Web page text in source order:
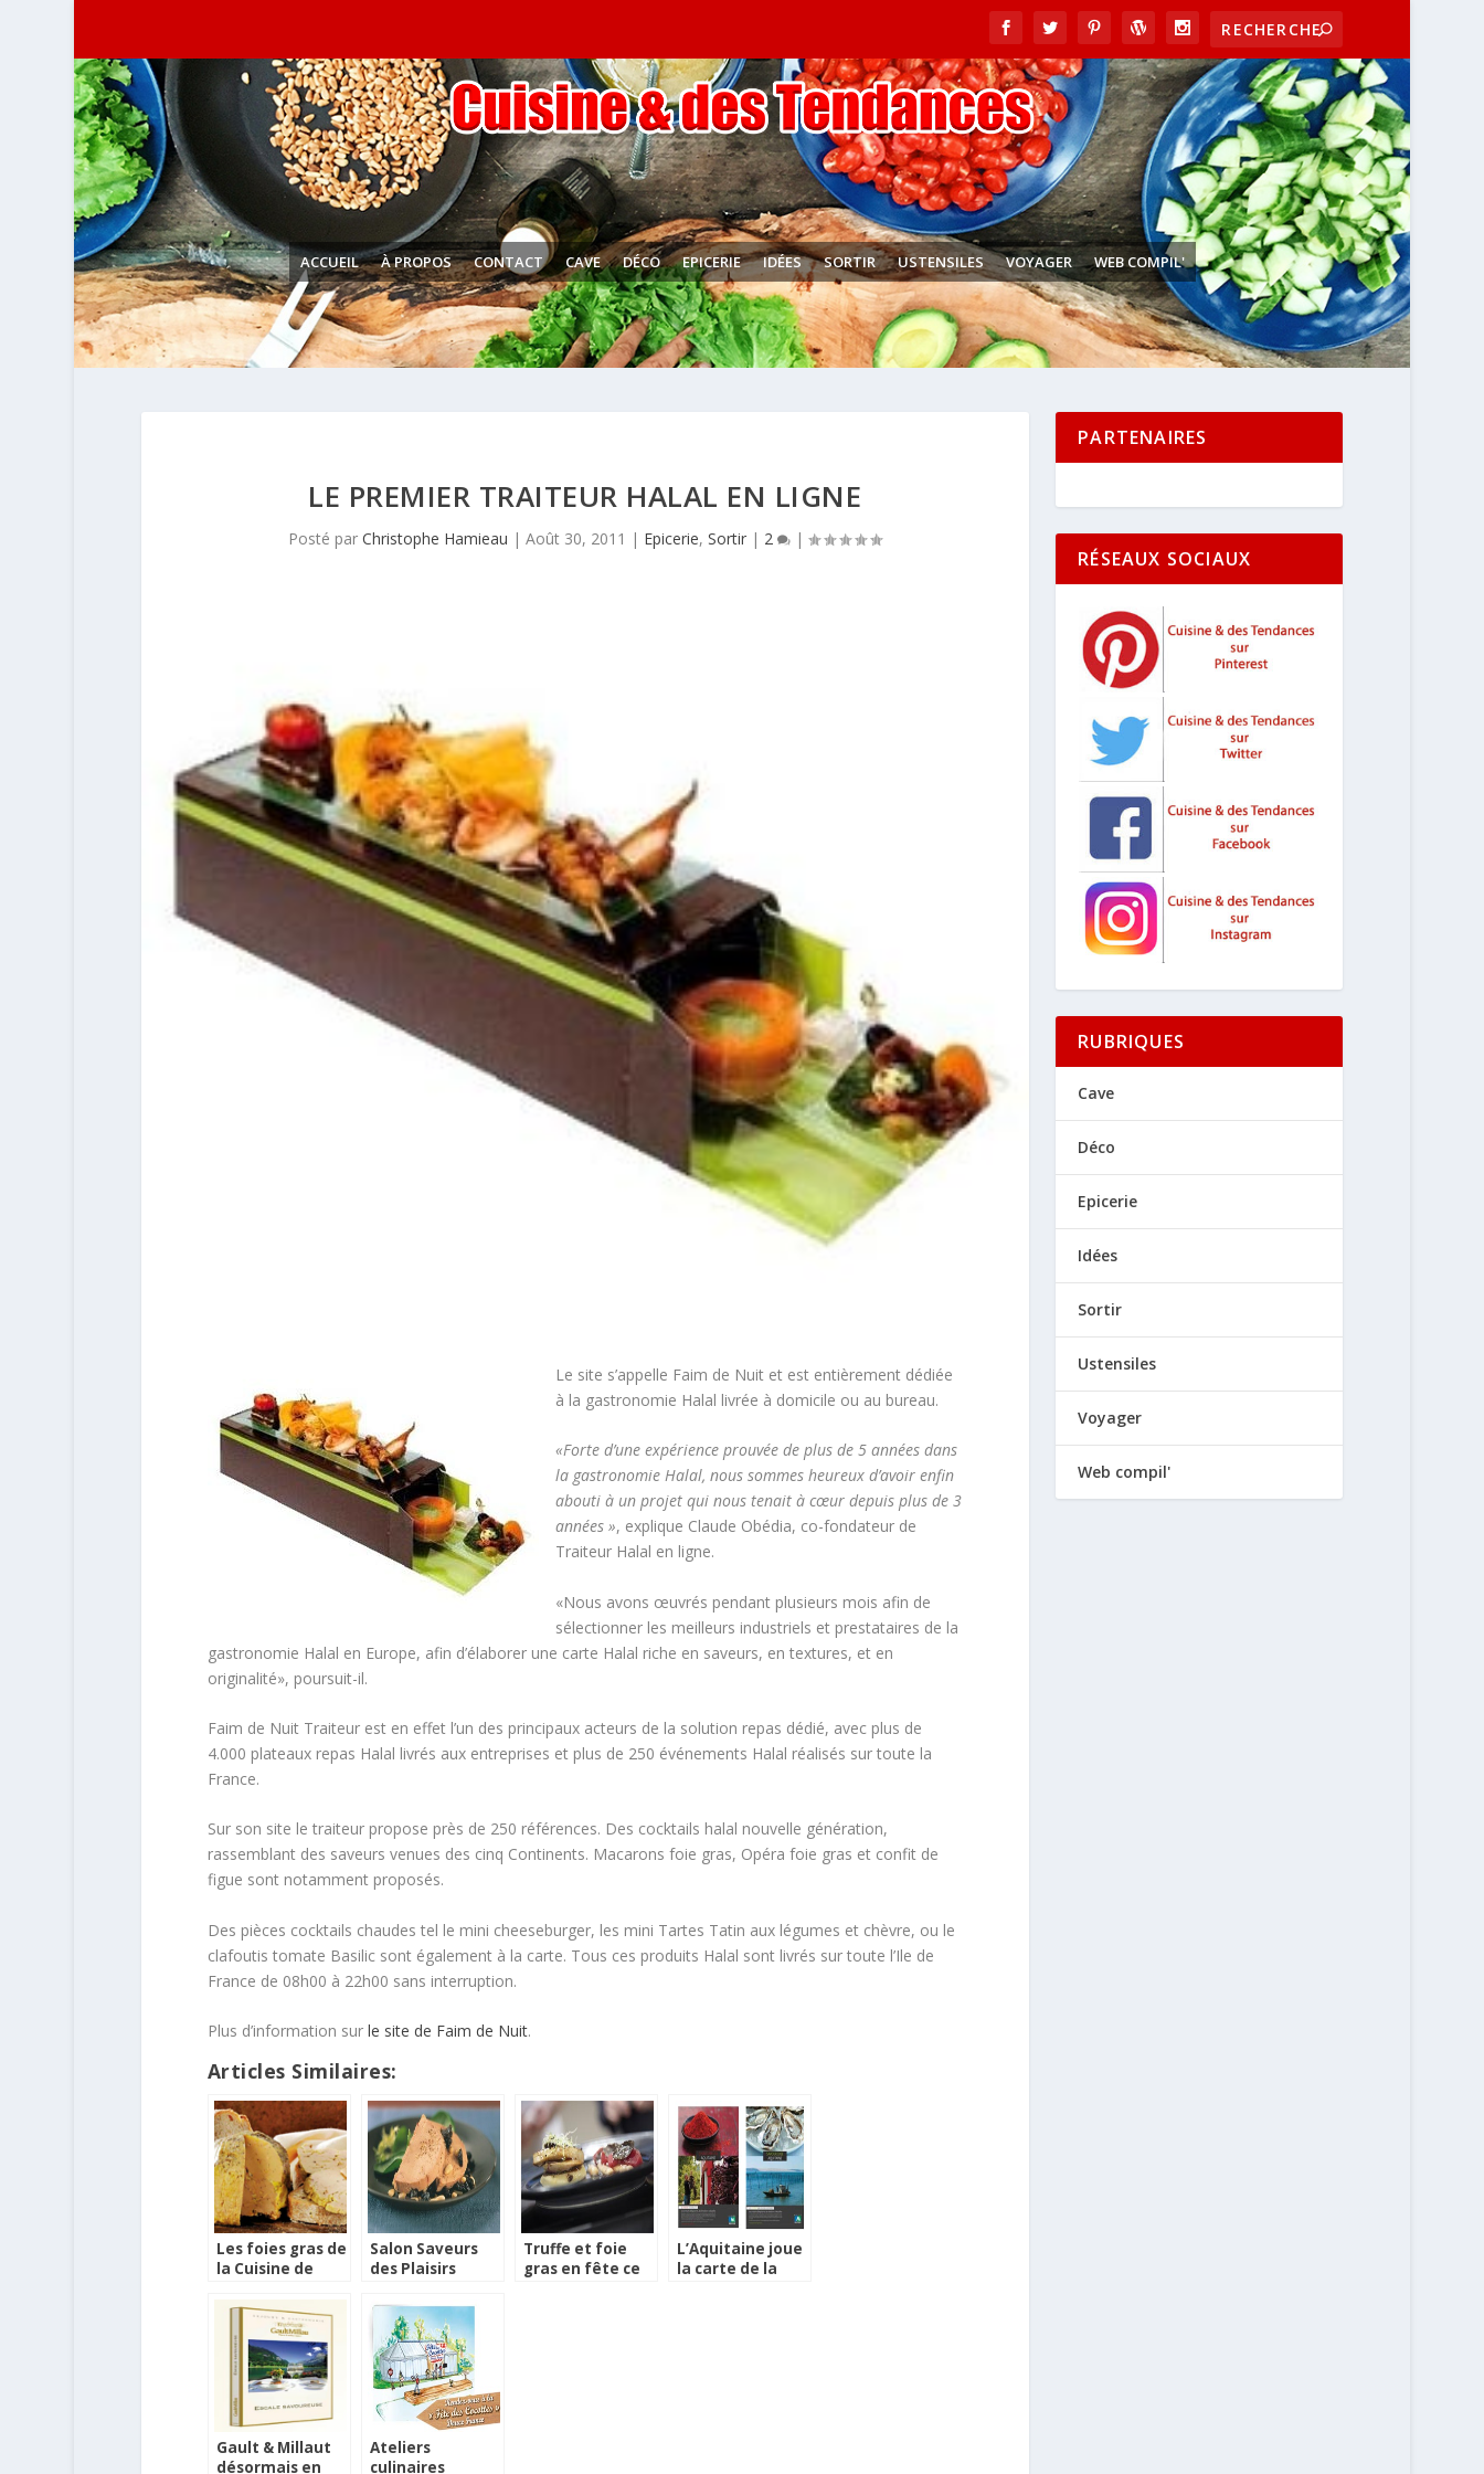
ACCUEIL À PROPOS CONTACT CAVE DÉCO EPICERIE IDÉES SORTIR USTENSILES VOYAGER WEB COMPIL'
LE PREMIER TRAITEUR HALAL EN LIGNE
Posté parChristophe Hamieau |Août 30, 2011 | Epicerie,Sortir | 2 |
Le site s’appelle Faim de Nuit et est entièrement dédiée
à la gastronomie Halal livrée à domicile ou au bureau.
«Forte d’une expérience prouvée de plus de 5 années dans
la gastronomie Halal, nous sommes heureux d’avoir enfin
abouti à un projet qui nous tenait à cœur depuis plus de 3
années », explique Claude Obédia, co-fondateur de
Traiteur Halal en ligne.
«Nous avons œuvrés pendant plusieurs mois afin de
sélectionner les meilleurs industriels et prestataires de la
gastronomie Halal en Europe, afin d’élaborer une carte Halal riche en saveurs, en textures, et en
originalité», poursuit-il.
Faim de Nuit Traiteur est en effet l’un des principaux acteurs de la solution repas dédié, avec plus de
4.000 plateaux repas Halal livrés aux entreprises et plus de 250 événements Halal réalisés sur toute la
France.
Sur son site le traiteur propose près de 250 références. Des cocktails halal nouvelle génération,
rassemblant des saveurs venues des cinq Continents. Macarons foie gras, Opéra foie gras et confit de
figue sont notamment proposés.
Des pièces cocktails chaudes tel le mini cheeseburger, les mini Tartes Tatin aux légumes et chèvre, ou le
clafoutis tomate Basilic sont également à la carte. Tous ces produits Halal sont livrés sur toute l’Ile de
France de 08h00 à 22h00 sans interruption.
Plus d’information sur le site de Faim de Nuit.
Articles Similaires:
Les foies gras de
la Cuisine de
Salon Saveurs
des Plaisirs
Paris
Truffe et foie
gras en fête ce
L’Aquitaine joue
la carte de la
Gault & Millaut
désormais en
Ateliers
culinaires
PARTENAIRES
RÉSEAUX SOCIAUX
RUBRIQUES
Cave
Déco
Epicerie
Idées
Sortir
Ustensiles
Voyager
Web compil'